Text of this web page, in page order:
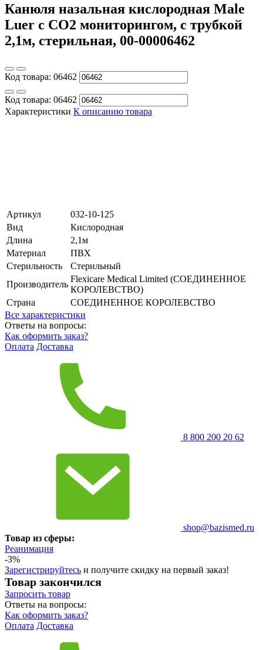
Канюля назальная кислородная Male
Luer с СО2 мониторингом, с трубкой
2,1м, стерильная, 00-00006462
Код товара: 06462
Код товара: 06462
Характеристики К описанию товара
Артикул
032-10-125
Вид
Кислородная
Длина
2,1м
Материал
ПВХ
Стерильность
Стерильный
Производитель
Flexicare Medical Limited (СОЕДИНЕННОЕ
КОРОЛЕВСТВО)
Страна
СОЕДИНЕННОЕ КОРОЛЕВСТВО
Все характеристики
Ответы на вопросы:
Как оформить заказ?
Оплата Доставка
8 800 200 20 62
shop@bazismed.ru
Товар из сферы:
Реанимация
-3%
Зарегистрируйтесь и получите скидку на первый заказ!
Товар закончился
Запросить товар
Ответы на вопросы:
Как оформить заказ?
Оплата Доставка